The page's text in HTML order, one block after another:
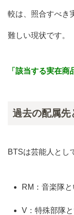
較は、照合すべき
難しい現状です。
「該当する実在商
過去の配属先
BTSは芸能人とし
RM：音楽隊と
V：特殊部隊と